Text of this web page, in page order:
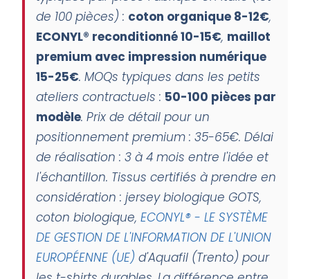
de 100 pièces) : coton organique 8-12€,
ECONYL® reconditionné 10-15€, maillot
premium avec impression numérique
15-25€. MOQs typiques dans les petits
ateliers contractuels : 50-100 pièces par
modèle. Prix de détail pour un
positionnement premium : 35-65€. Délai
de réalisation : 3 à 4 mois entre l'idée et
l'échantillon. Tissus certifiés à prendre en
considération : jersey biologique GOTS,
coton biologique,ECONYL® - LE SYSTÈME
DE GESTION DE L'INFORMATION DE L'UNION
EUROPÉENNE (UE) d'Aquafil (Trento) pour